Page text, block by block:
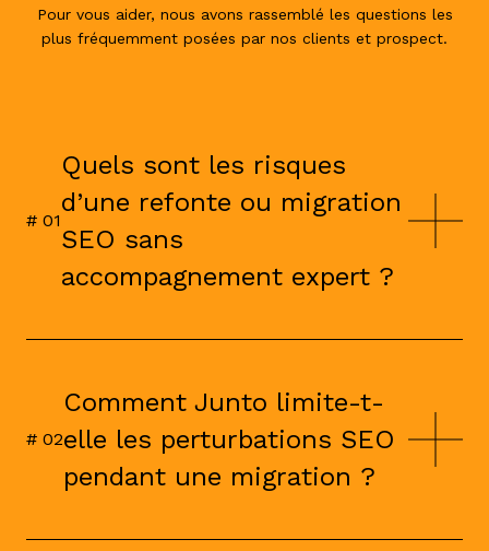
Pour vous aider, nous avons rassemblé les questions les
plus fréquemment posées par nos clients et prospect.
# 01
Quels sont les risques
d’une refonte ou migration
SEO sans
accompagnement expert ?
Perte de trafic organique,
maillage interne, erreurs de
redirection… Une migration mal
encadrée peut avoir un impact direct
sur votre visibilité et votre chiffre
d’affaires.
# 02
Comment Junto limite-t-
elle les perturbations SEO
pendant une migration ?
Grâce à un plan de redirection précis,